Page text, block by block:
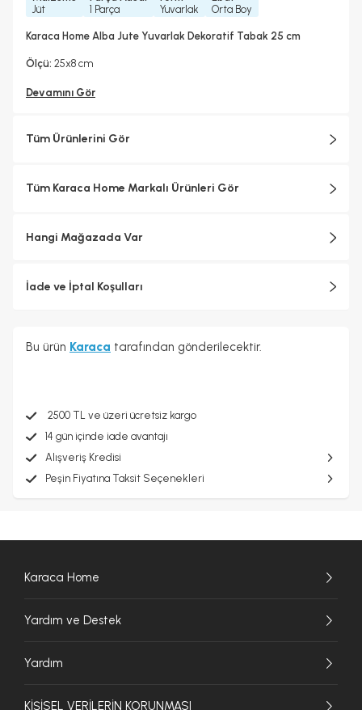
Jüt
1 Parça
Yuvarlak
Orta Boy
Karaca Home Alba Jute Yuvarlak Dekoratif Tabak 25 cm
Ölçü: 25x8 cm
Devamını Gör
Tüm Ürünlerini Gör
Tüm Karaca Home Markalı Ürünleri Gör
Hangi Mağazada Var
İade ve İptal Koşulları
Bu ürün Karaca tarafından gönderilecektir.
2500 TL ve üzeri ücretsiz kargo
14 gün içinde iade avantajı
Alışveriş Kredisi
Peşin Fiyatına Taksit Seçenekleri
Karaca Home
Yardım ve Destek
Yardım
KİŞİSEL VERİLERİN KORUNMASI